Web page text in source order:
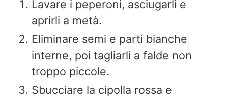
Lavare i peperoni, asciugarli e
aprirli a metà.
Eliminare semi e parti bianche
interne, poi tagliarli a falde non
troppo piccole.
Sbucciare la cipolla rossa e